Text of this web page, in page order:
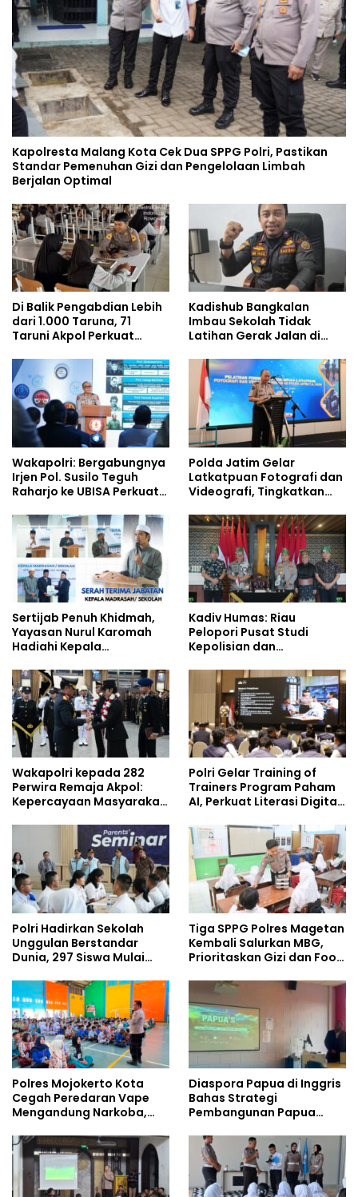
Kapolresta Malang Kota Cek Dua SPPG Polri, Pastikan
Standar Pemenuhan Gizi dan Pengelolaan Limbah
Berjalan Optimal
Di Balik Pengabdian Lebih
dari 1.000 Taruna, 71
Taruni Akpol Perkuat
Siswa Sekolah Rakyat
Kadishub Bangkalan
Imbau Sekolah Tidak
Latihan Gerak Jalan di
Wakapolri: Bergabungnya
Irjen Pol. Susilo Teguh
Raharjo ke UBISA Perkuat
Studi Kepolisian
Polda Jatim Gelar
Latkatpuan Fotografi dan
Videografi, Tingkatkan
Era Digital
Sertijab Penuh Khidmah,
Yayasan Nurul Karomah
Hadiahi Kepala
Umrah
Kadiv Humas: Riau
Pelopori Pusat Studi
Kepolisian dan
Policing Masuki Babak
Wakapolri kepada 282
Perwira Remaja Akpol:
Kepercayaan Masyarakat
Polri Gelar Training of
Trainers Program Paham
AI, Perkuat Literasi Digital
Polri Hadirkan Sekolah
Unggulan Berstandar
Dunia, 297 Siswa Mulai
Tiga SPPG Polres Magetan
Kembali Salurkan MBG,
Prioritaskan Gizi dan Food
Polres Mojokerto Kota
Cegah Peredaran Vape
Mengandung Narkoba,
Kalangan Remaja
Diaspora Papua di Inggris
Bahas Strategi
Pembangunan Papua
Doktoral Internasional